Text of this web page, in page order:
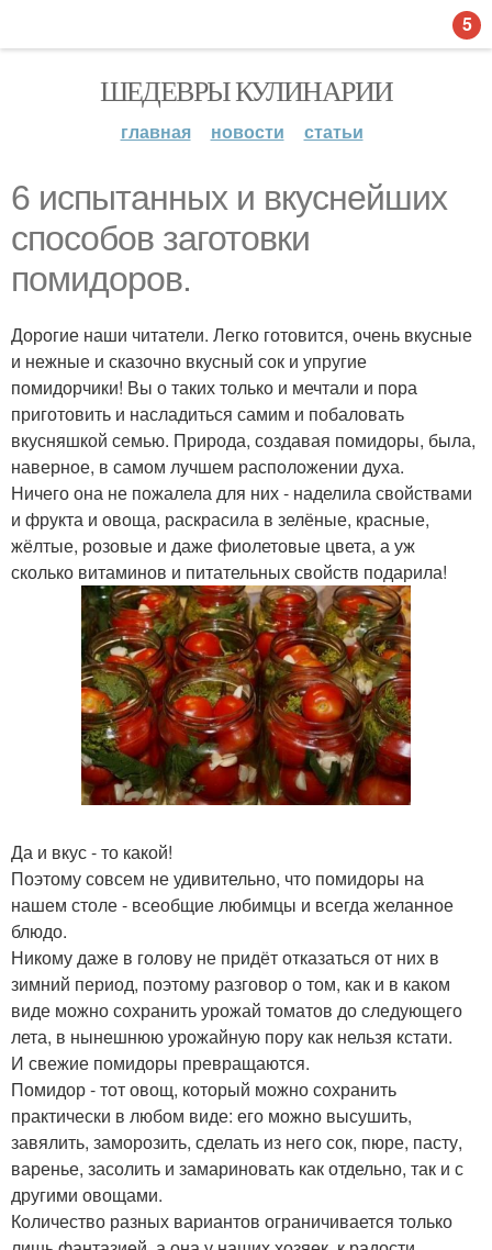
ШЕДЕВРЫ КУЛИНАРИИ
главная новости статьи
6 испытанных и вкуснейших
способов заготовки
помидоров.
Дорогие наши читатели. Легко готовится, очень вкусные
и нежные и сказочно вкусный сок и упругие
помидорчики! Вы о таких только и мечтали и пора
приготовить и насладиться самим и побаловать
вкусняшкой семью. Природа, создавая помидоры, была,
наверное, в самом лучшем расположении духа.
Ничего она не пожалела для них - наделила свойствами
и фрукта и овоща, раскрасила в зелёные, красные,
жёлтые, розовые и даже фиолетовые цвета, а уж
сколько витаминов и питательных свойств подарила!
Да и вкус - то какой!
Поэтому совсем не удивительно, что помидоры на
нашем столе - всеобщие любимцы и всегда желанное
блюдо.
Никому даже в голову не придёт отказаться от них в
зимний период, поэтому разговор о том, как и в каком
виде можно сохранить урожай томатов до следующего
лета, в нынешнюю урожайную пору как нельзя кстати.
И свежие помидоры превращаются.
Помидор - тот овощ, который можно сохранить
практически в любом виде: его можно высушить,
завялить, заморозить, сделать из него сок, пюре, пасту,
варенье, засолить и замариновать как отдельно, так и с
другими овощами.
Количество разных вариантов ограничивается только
5